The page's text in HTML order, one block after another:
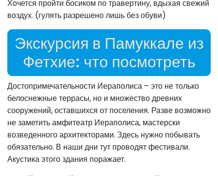
Хочется пройти босиком по травертину, вдыхая свежий
воздух. (гулять разрешено лишь без обуви)
Экскурсия в Памуккале из
Фетхие: что посмотреть
Достопримечательности Иераполиса – это не только
белоснежные террасы, но и множество древних
сооружений, оставшихся от поселения. Разве возможно
не заметить амфитеатр Иераполиса, мастерски
возведенного архитекторами. Здесь нужно побывать
обязательно. В наши дни тут проводят фестивали.
Акустика этого здания поражает.